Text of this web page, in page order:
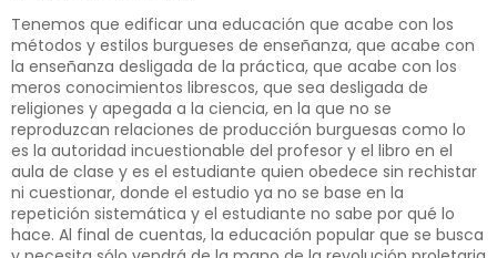
Tenemos que edificar una educación que acabe con los
métodos y estilos burgueses de enseñanza, que acabe con
la enseñanza desligada de la práctica, que acabe con los
meros conocimientos librescos, que sea desligada de
religiones y apegada a la ciencia, en la que no se
reproduzcan relaciones de producción burguesas como lo
es la autoridad incuestionable del profesor y el libro en el
aula de clase y es el estudiante quien obedece sin rechistar
ni cuestionar, donde el estudio ya no se base en la
repetición sistemática y el estudiante no sabe por qué lo
hace. Al final de cuentas, la educación popular que se busca